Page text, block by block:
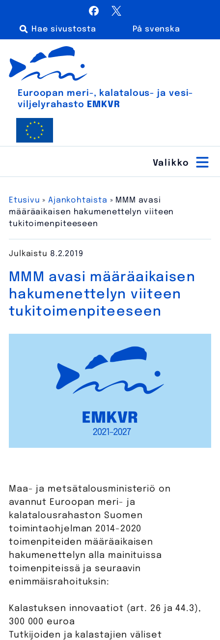
Facebook
På svenska
Haku:
Euroopan meri-, kalatalous- ja vesiviljelyrahasto
Euroopan meri-, kala­talous- ja vesi­
viljely­rahasto
EMKVR
Etusivu »Ajankohtaista » MMM avasi
määräaikaisen hakumenettelyn viiteen
tukitoimenpiteeseen
MMM avasi määräaikaisen
hakumenettelyn viiteen
tukitoimenpiteeseen
Julkaistu 8.2.2019
Maa- ja metsätalousministeriö on
avannut Euroopan meri- ja
kalatalousrahaston Suomen
toimintaohjelman 2014-2020
toimenpiteiden määräaikaisen
hakumenettelyn alla mainituissa
toimenpiteissä ja seuraavin
enimmäisrahoituksin:
Kalastuksen innovaatiot (art. 26 ja 44.3),
300 000 euroa
Tutkijoiden ja kalastajien väliset